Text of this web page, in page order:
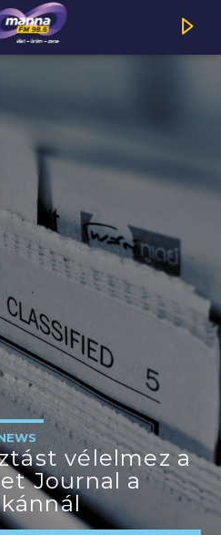
vélelmez a
Journal a